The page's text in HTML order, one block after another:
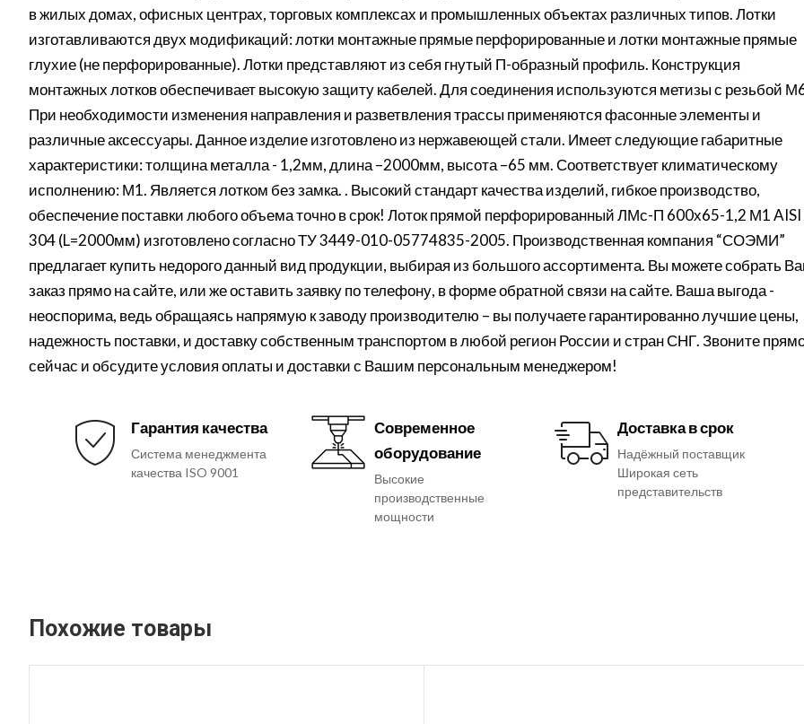
в жилых домах, офисных центрах, торговых комплексах и промышленных объектах различных типов. Лотки
изготавливаются двух модификаций: лотки монтажные прямые перфорированные и лотки монтажные прямые
глухие (не перфорированные). Лотки представляют из себя гнутый П-образный профиль. Конструкция
монтажных лотков обеспечивает высокую защиту кабелей. Для соединения используются метизы с резьбой
При необходимости изменения направления и разветвления трассы применяются фасонные элементы и
различные аксессуары. Данное изделие изготовлено из нержавеющей стали. Имеет следующие габаритные
характеристики: толщина металла - 1,2мм, длина –2000мм, высота –65 мм. Соответствует климатическому
исполнению: М1. Является лотком без замка. . Высокий стандарт качества изделий, гибкое производство,
обеспечение поставки любого объема точно в срок! Лоток прямой перфорированный ЛМс-П 600х65-1,2 М1 AISI
304 (L=2000мм) изготовлено согласно ТУ 3449-010-05774835-2005. Производственная компания “СОЭМИ”
предлагает купить недорого данный вид продукции, выбирая из большого ассортимента. Вы можете собрать
заказ прямо на сайте, или же оставить заявку по телефону, в форме обратной связи на сайте. Ваша выгода -
неоспорима, ведь обращаясь напрямую к заводу производителю – вы получаете гарантированно лучшие цены,
надежность поставки, и доставку собственным транспортом в любой регион России и стран СНГ. Звоните
сейчас и обсудите условия оплаты и доставки с Вашим персональным менеджером!
Гарантия качества
Система менеджмента
качества ISO 9001
Современное
оборудование
Высокие
производственные
мощности
Доставка в срок
Надёжный поставщик
Широкая сеть
представительств
Похожие товары